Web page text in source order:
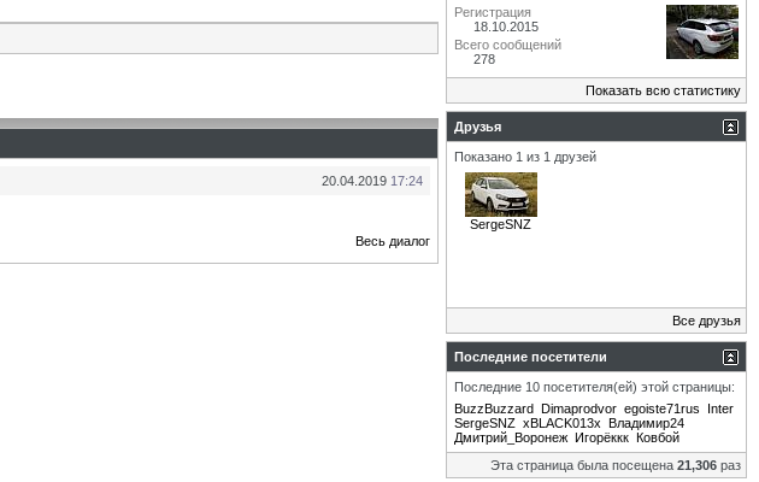
20.04.2019 17:24
Весь диалог
Регистрация
18.10.2015
Всего сообщений
278
Показать всю статистику
Друзья
Показано 1 из 1 друзей
SergeSNZ
Все друзья
Последние посетители
Последние 10 посетителя(ей) этой страницы:
BuzzBuzzard Dimaprodvor egoiste71rus
Inter
SergeSNZ xBLACK013x Владимир24
Дмитрий_Воронеж Игорёккк Ковбой
Эта страница была посещена 21,306 раз